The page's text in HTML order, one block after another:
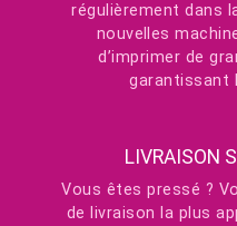
régulièrement dans
nouvelles
d’imprimer de
garantissant
LIVRAISON
Vous êtes pressé ?
de livraison la plus